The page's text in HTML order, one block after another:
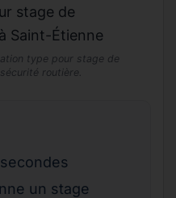
type pour stage de
routière.
un stage